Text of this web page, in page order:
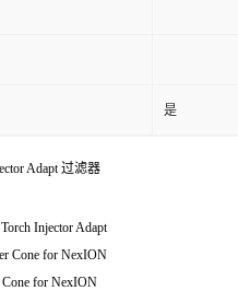
是
Adapt 过滤器
Injector Adapt
Cone for NexION
Cone for NexION